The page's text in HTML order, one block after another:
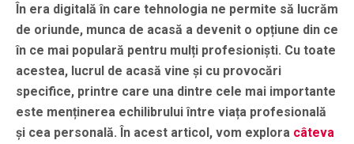
În era digitală în care tehnologia ne permite să lucrăm
de oriunde, munca de acasă a devenit o opțiune din ce
în ce mai populară pentru mulți profesioniști. Cu toate
acestea, lucrul de acasă vine și cu provocări
specifice, printre care una dintre cele mai importante
este menținerea echilibrului între viața profesională
și cea personală. În acest articol, vom explora câteva